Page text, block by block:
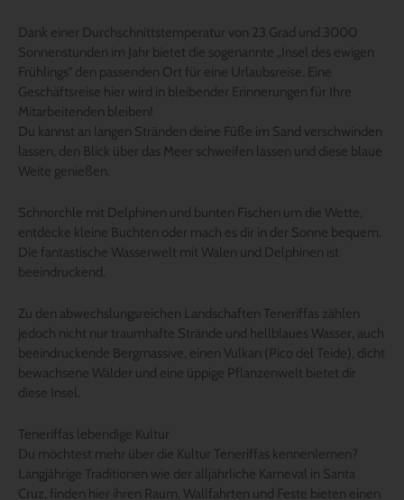
Dank einer Durchschnittstemperatur von 23 Grad und 3000
Sonnenstunden im Jahr bietet die sogenannte „Insel des ewigen
Frühlings“ den passenden Ort für eine Urlaubsreise. Eine
Geschäftsreise hier wird in bleibender Erinnerungen für Ihre
Mitarbeitenden bleiben!
Du kannst an langen Stränden deine Füße im Sand verschwinden
lassen, den Blick über das Meer schweifen lassen und diese blaue
Weite genießen.
Schnorchle mit Delphinen und bunten Fischen um die Wette,
entdecke kleine Buchten oder mach es dir in der Sonne bequem.
Die fantastische Wasserwelt mit Walen und Delphinen ist
beeindruckend.
Zu den abwechslungsreichen Landschaften Teneriffas zählen
jedoch nicht nur traumhafte Strände und hellblaues Wasser, auch
beeindruckende Bergmassive, einen Vulkan (Pico del Teide), dicht
bewachsene Wälder und eine üppige Pflanzenwelt bietet dir
diese Insel.
Teneriffas lebendige Kultur
Du möchtest mehr über die Kultur Teneriffas kennenlernen?
Langjährige Traditionen wie der alljährliche Karneval in Santa
Cruz, finden hier ihren Raum, Wallfahrten und Feste bieten einen